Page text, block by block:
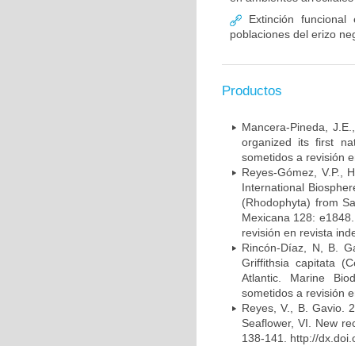
Extinción
poblaciones del erizo
Productos
Mancera-Pineda,
organized its first
sometidos a revisión
Reyes-Gómez, V.P.,
International
(Rhodophyta) from
Mexicana 128:
revisión en revista
Rincón-Díaz, N, B.
Griffithsia capitata
Atlantic. Marine
sometidos a revisión
Reyes, V., B. Gavio.
Seaflower, VI. New
138-141. http://